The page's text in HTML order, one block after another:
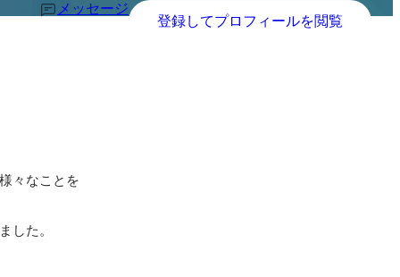
メッセージ
登録してプロフィールを閲覧
々なことを
した。